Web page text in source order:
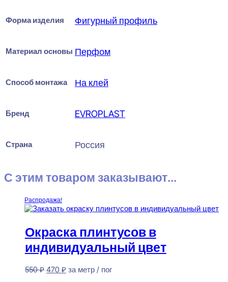
Форма изделия Фигурный профиль
Материал основы Перфом
Способ монтажа На клей
Бренд EVROPLAST
Страна Россия
С этим товаром заказывают...
Распродажа!
Окраска плинтусов в
индивидуальный цвет
550₽ Первоначальная
470 ₽Текущая
за метр / пог